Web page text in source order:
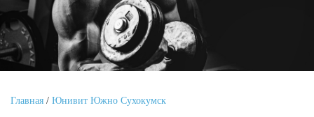
Главная / Юнивит Южно Сухокумск